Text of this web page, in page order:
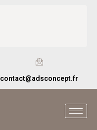
contact@adsconcept.fr